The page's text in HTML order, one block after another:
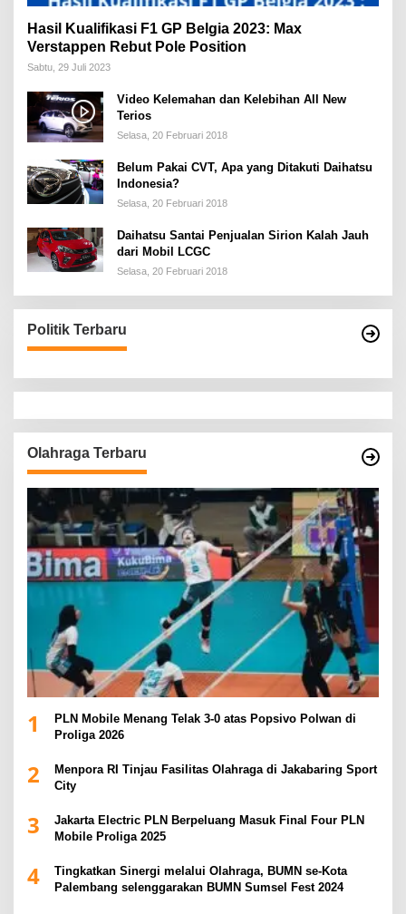
Hasil Kualifikasi F1 GP Belgia 2023: Max
Verstappen Rebut Pole Position
Sabtu, 29 Juli 2023
Video Kelemahan dan Kelebihan All New
Terios
Selasa, 20 Februari 2018
Belum Pakai CVT, Apa yang Ditakuti Daihatsu
Indonesia?
Selasa, 20 Februari 2018
Daihatsu Santai Penjualan Sirion Kalah Jauh
dari Mobil LCGC
Selasa, 20 Februari 2018
Politik Terbaru
Olahraga Terbaru
1
PLN Mobile Menang Telak 3-0 atas Popsivo Polwan di
Proliga 2026
2
Menpora RI Tinjau Fasilitas Olahraga di Jakabaring Sport
City
3
Jakarta Electric PLN Berpeluang Masuk Final Four PLN
Mobile Proliga 2025
4
Tingkatkan Sinergi melalui Olahraga, BUMN se-Kota
Palembang selenggarakan BUMN Sumsel Fest 2024